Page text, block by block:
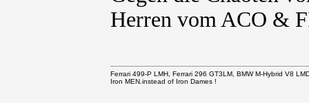
Herren vom ACO &
Ferrari 499-P LMH, Ferrari 296 GT3LM, BMW M-Hybrid V8
Iron MEN.instead of Iron Dames !